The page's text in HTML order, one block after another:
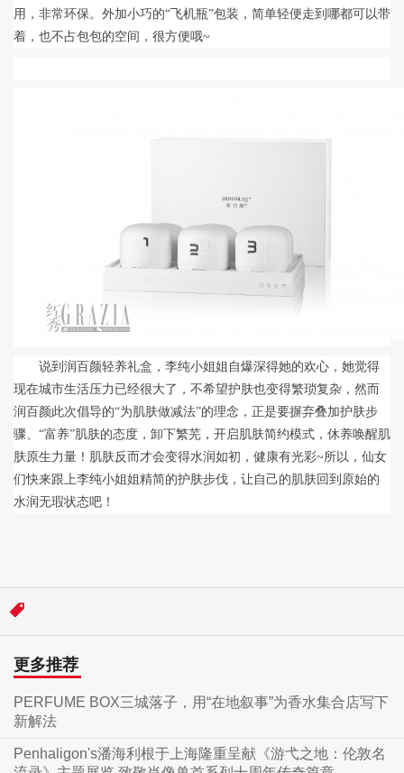
用，非常环保。外加小巧的“飞机瓶”包装，简单轻便走到哪都可以带
着，也不占包包的空间，很方便哦~
说到润百颜轻养礼盒，李纯小姐姐自爆深得她的欢心，她觉得
现在城市生活压力已经很大了，不希望护肤也变得繁琐复杂，然而
润百颜此次倡导的“为肌肤做减法”的理念，正是要摒弃叠加护肤步
骤、“富养”肌肤的态度，卸下繁芜，开启肌肤简约模式，休养唤醒肌
肤原生力量！肌肤反而才会变得水润如初，健康有光彩~所以，仙女
们快来跟上李纯小姐姐精简的护肤步伐，让自己的肌肤回到原始的
水润无瑕状态吧！
更多推荐
PERFUME BOX三城落子，用“在地叙事”为香水集合店写下
新解法
Penhaligon's潘海利根于上海隆重呈献《游弋之地：伦敦名